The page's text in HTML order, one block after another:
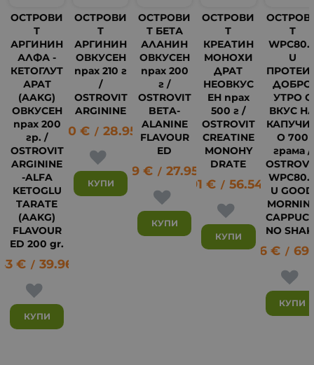
ОСТРОВИ
Т
АPГИНИН
АЛФА -
КЕТОГЛУT
АРАТ
(AAKG)
ОВКУСЕН
прах 200
гр. /
OSTROVIT
ARGININE
-ALFA
KETOGLU
TARATE
(AAKG)
FLAVOUR
ED 200 gr.
€ / 39.96
КУПИ
ОСТРОВИ
Т
АРГИНИН
ОВКУСЕН
прах 210 г
/
OSTROVIT
ARGININE
14.80 € / 28.95 лв.
КУПИ
ОСТРОВИ
Т БЕТА
АЛАНИН
ОВКУСЕН
прах 200
г /
OSTROVIT
BETA-
ALANINE
FLAVOUR
ED
14.29 € / 27.95 лв.
КУПИ
ОСТРОВИ
Т
КРЕАТИН
МОНОХИ
ДРАТ
НЕОВКУС
ЕН прах
500 г /
OSTROVIT
CREATINE
MONOHY
DRATE
28.91 € / 56.54 лв.
КУПИ
Т
U
ДОБРО
УТРО С
ВКУС
О 700
грама /
U GOOD
NO
35.76 € /
КУПИ